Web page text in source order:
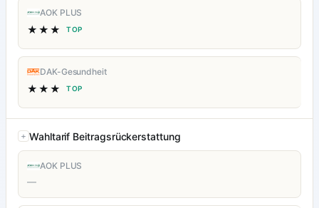
AOK PLUS
★★★ TOP
DAK-Gesundheit
★★★ TOP
Wahltarif Beitragsrückerstattung
AOK PLUS
—